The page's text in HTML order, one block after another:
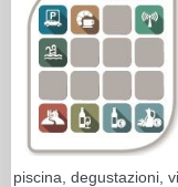
piscina, degustazioni,